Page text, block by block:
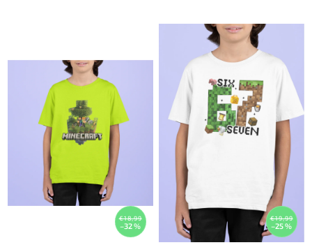
€18,99
–32 %
€19,99
–25 %